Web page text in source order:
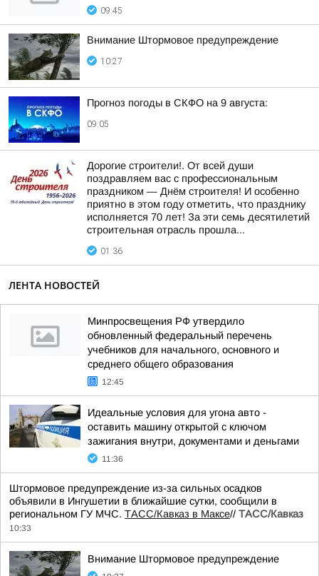
09:45
Внимание Штормовое предупреждение
10:27
Прогноз погоды в СКФО на 9 августа:
09:05
Дорогие строители!. От всей души
поздравляем вас с профессиональным
праздником — Днём строителя! И особенно
приятно в этом году отметить, что празднику
исполняется 70 лет! За эти семь десятилетий
строительная отрасль прошла...
01:36
ЛЕНТА НОВОСТЕЙ
Минпросвещения РФ утвердило
обновленный федеральный перечень
учебников для начального, основного и
среднего общего образования
12:45
Идеальные условия для угона авто -
оставить машину открытой с ключом
зажигания внутри, документами и деньгами
11:36
Штормовое предупреждение из-за сильных осадков
объявили в Ингушетии в ближайшие сутки, сообщили в
региональном ГУ МЧС. ТАСС/Кавказ в Максе// ТАСС/Кавказ
10:33
Внимание Штормовое предупреждение